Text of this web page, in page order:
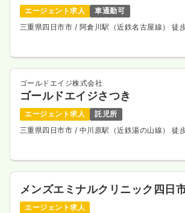
エージェント求人
車通勤可
三重県四日市市 / 阿倉川駅（近鉄名古屋線） 徒
ゴールドエイジ株式会社
ゴールドエイジさつき
エージェント求人
託児所
三重県四日市市 / 中川原駅（近鉄湯の山線） 徒
メンズエミナルクリニック四日
エージェント求人